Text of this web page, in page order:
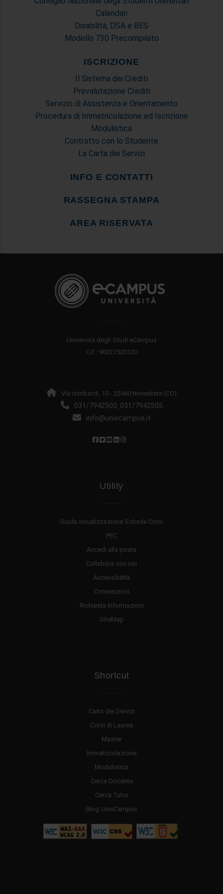
Calendari
Disabilità, DSA e BES
Modello 730 Precompilato
ISCRIZIONE
Il Sistema dei Crediti
Prevalutazione Crediti
Servizio di Assistenza e Orientamento
Procedura di Immatricolazione ed Iscrizione
Modulistica
Contratto con lo Studente
La Carta dei Servizi
INFO E CONTATTI
RASSEGNA STAMPA
AREA RISERVATA
Università degli Studi eCampus
C.F.: 90027520130
Via Isimbardi, 10 - 22060 Novedrate (CO)
031/7942500, 031/7942505
info@uniecampus.it
Utility
Guida visualizzazione Schede Corsi
PEC
Accedi alla posta
Collabora con noi
Accessibilità
Convenzioni
Richiesta Informazioni
SiteMap
Shortcut
Carta dei Servizi
Corsi di Laurea
Master
Immatricolazione
Modulistica
Cerca Docente
Cerca Tutor
Blog UnieCampus